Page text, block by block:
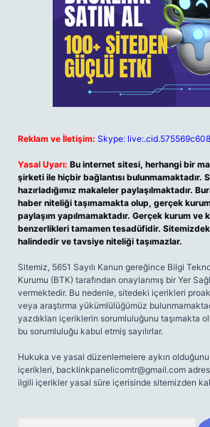
Reklam ve İletişim: Skype:
Yasal Uyarı: Bu internet sitesi, herhangi bir
şirketi ile hiçbir bağlantısı bulunmamaktadır.
hazırladığımız makaleler paylaşılmaktadır.
haber niteliği taşımamakta olup, gerçek
paylaşım yapılmamaktadır. Gerçek kurum ve
benzerlikleri tamamen tesadüfidir.
halindedir ve tavsiye niteliği taşımazlar.
Sitemiz, 5651 Sayılı Kanun gereğince Bilgi
Kurumu (BTK) tarafından onaylanmış bir Yer
vermektedir. Bu nedenle, sitedeki içerikleri
veya araştırma yükümlülüğümüz
yazdıkları içeriklerin sorumluluğunu taşımakta
bu sorumluluğu kabul etmiş sayılırlar.
Hukuka ve yasal düzenlemelere aykırı
içerikleri, backlinkpanelicomtr@gmail.com
ilgili içerikler yasal süre içerisinde sitemizden